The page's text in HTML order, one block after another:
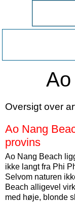
Oversigt over
Ao Nang
provins
Ao Nang Beach
ikke langt fra Phi
Selvom naturen
Beach alligevel
med høje, blonde